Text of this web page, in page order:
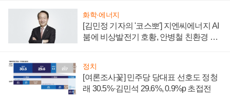
화학·에너지
[김민정 기자의 '코스뽀'] 지엔씨에너지 AI
붐에 비상발전기 호황, 안병철 친환경 에
정치
[여론조사꽃] 민주당 당대표 선호도 정청
래 30.5%·김민석 29.6%, 0.9%p 초접전